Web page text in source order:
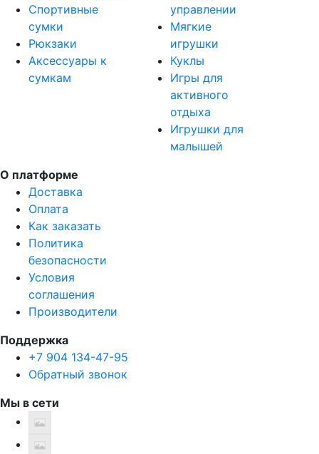
Спортивные
сумки
Рюкзаки
Аксессуары к
сумкам
управлении
Мягкие
игрушки
Куклы
Игры для
активного
отдыха
Игрушки для
малышей
О платформе
Доставка
Оплата
Как заказать
Политика
безопасности
Условия
соглашения
Производители
Поддержка
+7 904 134-47-95
Обратный звонок
Мы в сети